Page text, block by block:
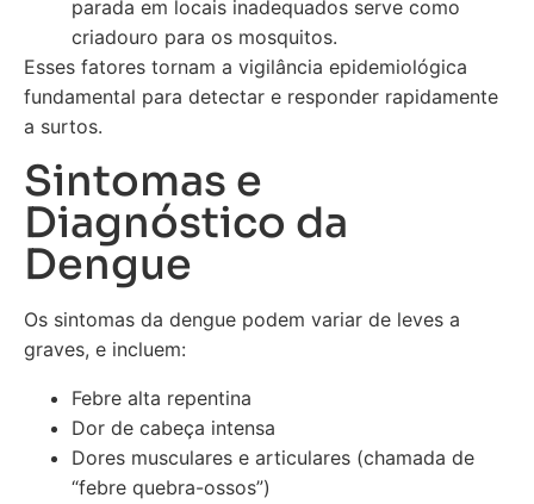
parada em locais inadequados serve como
criadouro para os mosquitos.
Esses fatores tornam a vigilância epidemiológica
fundamental para detectar e responder rapidamente
a surtos.
Sintomas e
Diagnóstico da
Dengue
Os sintomas da dengue podem variar de leves a
graves, e incluem:
Febre alta repentina
Dor de cabeça intensa
Dores musculares e articulares (chamada de
“febre quebra-ossos”)